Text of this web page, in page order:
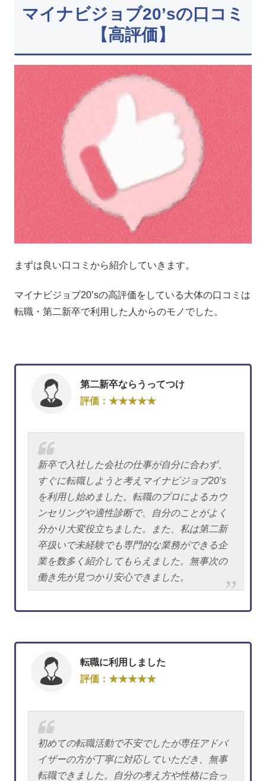
マイナビジョブ20’sの口コミ
【高評価】
まずは良い口コミから紹介していきます。
マイナビジョブ20’sの高評価をしている大体の口コミは
転職・第二新卒で利用した人からのモノでした。
第二新卒ならうってつけ
評価：★★★★★
新卒で入社した会社の仕事が自分に合わず、
すぐに転職しようと考えマイナビジョブ20’s
を利用し始めました。転職のプロによるカウ
ンセリングや適性診断で、自分のことがよく
分かり大変役立ちました。また、私は第二新
卒扱いで未経験でも専門的な業務ができる企
業を数多く紹介してもらえました。無事次の
働き先が見つかり安心できました。
転職に利用しました
評価：★★★★★
初めての転職活動で不安でしたが専任アドバ
イザーの方が丁寧に対応していただき、無事
転職できました。自分の考え方や性格に合っ